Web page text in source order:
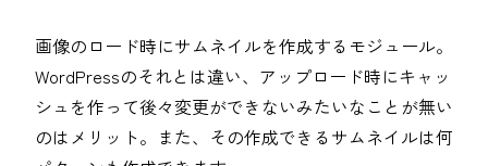
画像のロード時にサムネイルを作成するモジュール。
WordPressのそれとは違い、アップロード時にキャッ
シュを作って後々変更ができないみたいなことが無い
のはメリット。また、その作成できるサムネイルは何